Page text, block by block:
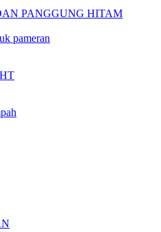
PANGGUNG HITAM
pameran